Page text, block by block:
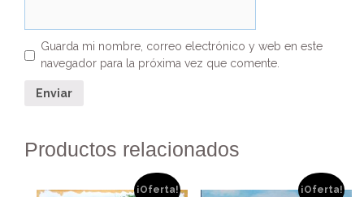
Guarda mi nombre, correo electrónico y web en este
navegador para la próxima vez que comente.
Productos relacionados
¡Oferta! ¡Oferta!